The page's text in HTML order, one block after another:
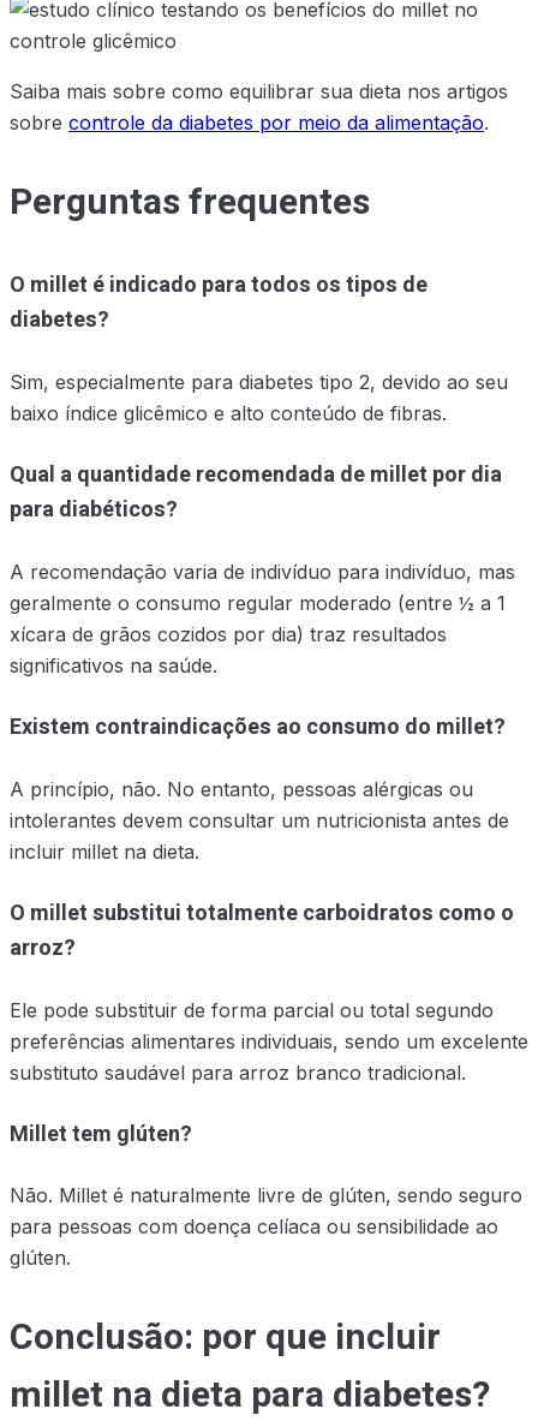
Saiba mais sobre como equilibrar sua dieta nos artigos
sobre controle da diabetes por meio da alimentação.
Perguntas frequentes
O millet é indicado para todos os tipos de
diabetes?
Sim, especialmente para diabetes tipo 2, devido ao seu
baixo índice glicêmico e alto conteúdo de fibras.
Qual a quantidade recomendada de millet por dia
para diabéticos?
A recomendação varia de indivíduo para indivíduo, mas
geralmente o consumo regular moderado (entre ½ a 1
xícara de grãos cozidos por dia) traz resultados
significativos na saúde.
Existem contraindicações ao consumo do millet?
A princípio, não. No entanto, pessoas alérgicas ou
intolerantes devem consultar um nutricionista antes de
incluir millet na dieta.
O millet substitui totalmente carboidratos como o
arroz?
Ele pode substituir de forma parcial ou total segundo
preferências alimentares individuais, sendo um excelente
substituto saudável para arroz branco tradicional.
Millet tem glúten?
Não. Millet é naturalmente livre de glúten, sendo seguro
para pessoas com doença celíaca ou sensibilidade ao
glúten.
Conclusão: por que incluir
millet na dieta para diabetes?